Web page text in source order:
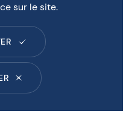
sur le site.